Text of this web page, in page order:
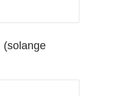
(solange